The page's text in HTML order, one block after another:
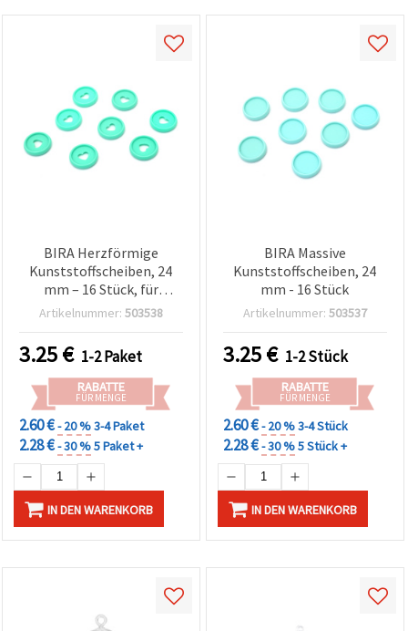
BIRA Herzförmige
Kunststoffscheiben, 24
mm – 16 Stück, für
Basteln & DIY
Artikelnummer: 503538
3.25€ 1-2 Paket
RABATTE
FÜR MENGE
2.60 €- 20 %3-4 Paket
2.28 €- 30 %5 Paket +
IN DEN WARENKORB
BIRA Massive
Kunststoffscheiben, 24
mm - 16 Stück
Artikelnummer: 503537
3.25€ 1-2 Stück
RABATTE
FÜR MENGE
2.60 €- 20 %3-4 Stück
2.28 €- 30 %5 Stück +
IN DEN WARENKORB